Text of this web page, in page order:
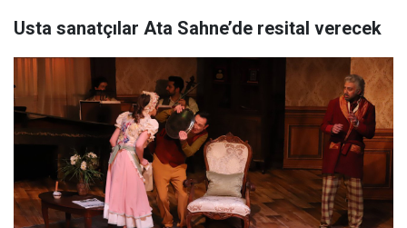
Usta sanatçılar Ata Sahne’de resital verecek